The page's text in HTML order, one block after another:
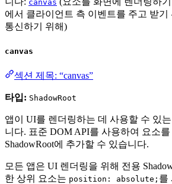
canvas
에서 클라이언트 측 이벤트를 주고 받기
통신하기 위해)
canvas
섹션 제목: “canvas”
타입: ShadowRoot
앱이 UI를 렌더링하는 데 사용할 수 있
니다. 표준 DOM API를 사용하여 요소를
ShadowRoot에 추가할 수 있습니다.
모든 앱은 UI 렌더링을 위해 전용
한 상위 요소는 position: absolute; 를